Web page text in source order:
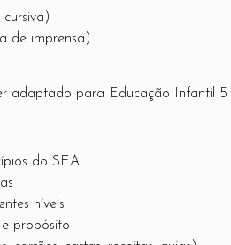
cursiva)
de imprensa)
adaptado para Educação Infantil
do SEA
níveis
propósito